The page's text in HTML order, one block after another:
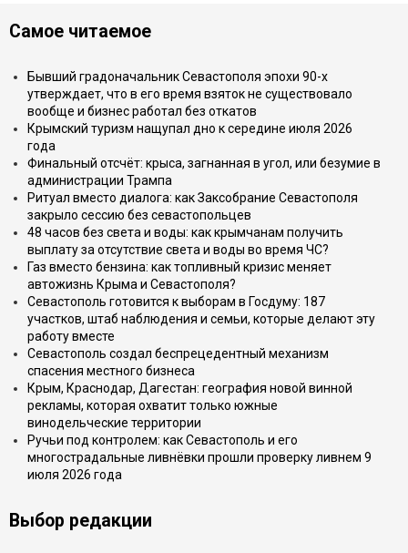
Самое читаемое
Бывший градоначальник Севастополя эпохи 90-х
утверждает, что в его время взяток не существовало
вообще и бизнес работал без откатов
Крымский туризм нащупал дно к середине июля 2026
года
Финальный отсчёт: крыса, загнанная в угол, или безумие в
администрации Трампа
Ритуал вместо диалога: как Заксобрание Севастополя
закрыло сессию без севастопольцев
48 часов без света и воды: как крымчанам получить
выплату за отсутствие света и воды во время ЧС?
Газ вместо бензина: как топливный кризис меняет
автожизнь Крыма и Севастополя?
Севастополь готовится к выборам в Госдуму: 187
участков, штаб наблюдения и семьи, которые делают эту
работу вместе
Севастополь создал беспрецедентный механизм
спасения местного бизнеса
Крым, Краснодар, Дагестан: география новой винной
рекламы, которая охватит только южные
винодельческие территории
Ручьи под контролем: как Севастополь и его
многострадальные ливнёвки прошли проверку ливнем 9
июля 2026 года
Выбор редакции